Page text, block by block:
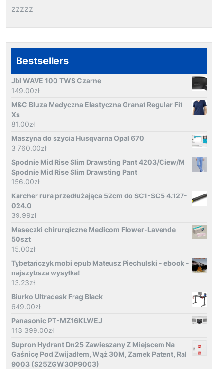
zzzzz
Bestsellers
Jbl WAVE 100 TWS Czarne
149.00zł
M&C Bluza Medyczna Elastyczna Granat Regular Fit
Xs
81.00zł
Maszyna do szycia Husqvarna Opal 670
3 760.00zł
Spodnie Mid Rise Slim Drawsting Pant 4203/Ciew/M
Spodnie Mid Rise Slim Drawsting Pant
156.00zł
Karcher rura przedłużająca 52cm do SC1-SC5 4.127-
024.0
39.99zł
Maseczki chirurgiczne Medicom Flower-Lavende
50szt
15.00zł
Tybetańczyk mobi,epub Mateusz Piechulski - ebook -
najszybsza wysyłka!
13.23zł
Biurko Ultradesk Frag Black
649.00zł
Panasonic PT-MZ16KLWEJ
113 399.00zł
Supron Hydrant Dn25 Zawieszany Z Miejscem Na
Gaśnicę Pod Zwijadłem, Wąż 30M, Zamek Patent, Ral
9003 (S25ZGW30P9003)